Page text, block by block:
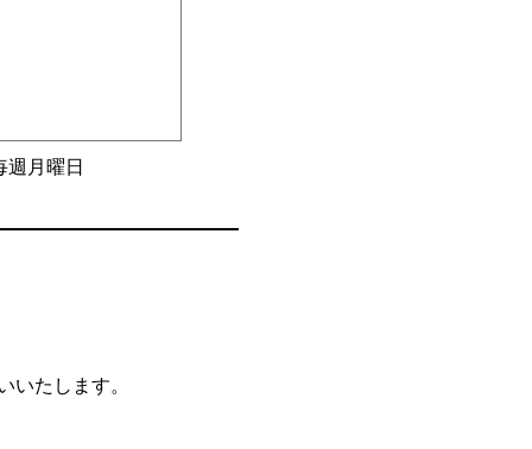
月曜日
いたします。